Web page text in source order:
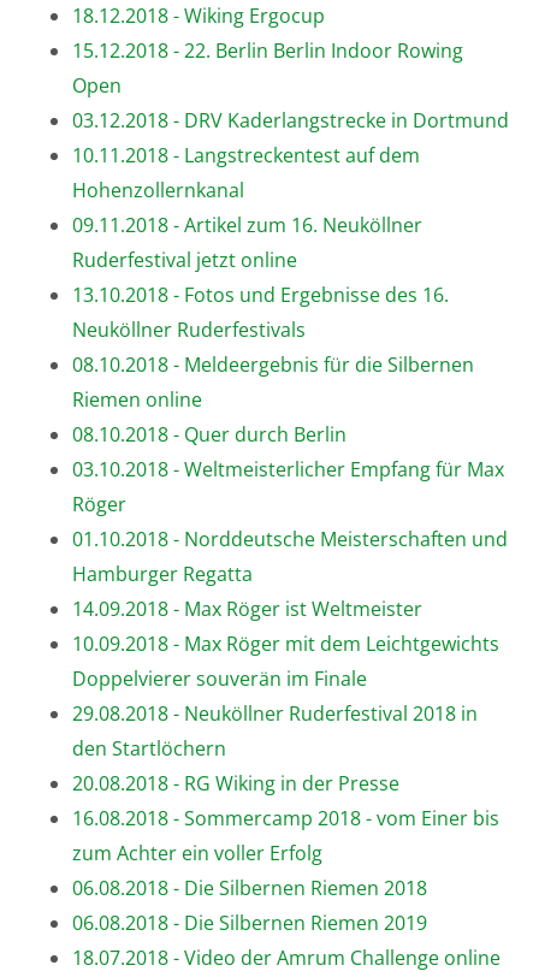
18.12.2018 - Wiking Ergocup
15.12.2018 - 22. Berlin Berlin Indoor Rowing
Open
03.12.2018 - DRV Kaderlangstrecke in Dortmund
10.11.2018 - Langstreckentest auf dem
Hohenzollernkanal
09.11.2018 - Artikel zum 16. Neuköllner
Ruderfestival jetzt online
13.10.2018 - Fotos und Ergebnisse des 16.
Neuköllner Ruderfestivals
08.10.2018 - Meldeergebnis für die Silbernen
Riemen online
08.10.2018 - Quer durch Berlin
03.10.2018 - Weltmeisterlicher Empfang für Max
Röger
01.10.2018 - Norddeutsche Meisterschaften und
Hamburger Regatta
14.09.2018 - Max Röger ist Weltmeister
10.09.2018 - Max Röger mit dem Leichtgewichts
Doppelvierer souverän im Finale
29.08.2018 - Neuköllner Ruderfestival 2018 in
den Startlöchern
20.08.2018 - RG Wiking in der Presse
16.08.2018 - Sommercamp 2018 - vom Einer bis
zum Achter ein voller Erfolg
06.08.2018 - Die Silbernen Riemen 2018
06.08.2018 - Die Silbernen Riemen 2019
18.07.2018 - Video der Amrum Challenge online